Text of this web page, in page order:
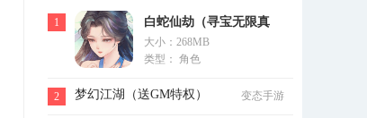
1
白蛇仙劫（寻宝无限真
充）
大小：268MB
类型： 角色
2 梦幻江湖（送GM特权） 变态手游